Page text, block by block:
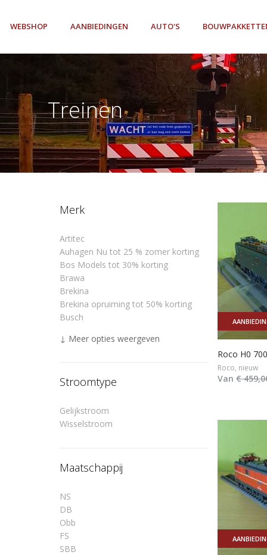
WEBSHOP AANBIEDINGEN AUTO'S
Treinen
Merk
Artitec
Auhagen Nu tot 25 % zomer korting
Bos Models tot 30% korting
Brawa
Brekina
Brekina opruiming tot 50% korting
Busch
↓ Meer opties weergeven
Stroomtype
Gelijkstroom
Wisselstroom
Maatschappij
NS
DB
Obb
FS
SBB
Roco H0
Roco, nieuw
Van €